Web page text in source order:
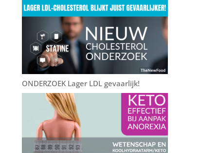
ONDERZOEK Lager LDL gevaarlijk!